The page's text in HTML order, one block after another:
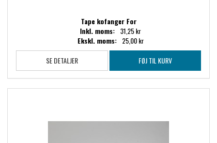
Tape kofanger For
Inkl. moms: 31,25 kr
Ekskl. moms: 25,00 kr
SE DETALJER
FØJ TIL KURV